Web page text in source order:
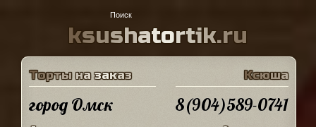
ksushatortik.ru
Торты на заказ
город Омск
Ксюша
8(904)589-0741